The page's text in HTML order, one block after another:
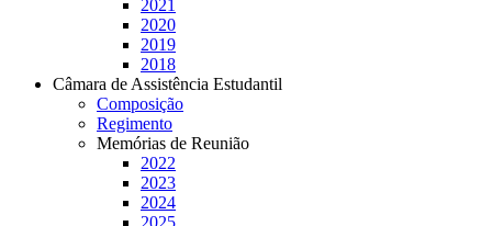
2021
2020
2019
2018
Câmara de Assistência Estudantil
Composição
Regimento
Memórias de Reunião
2022
2023
2024